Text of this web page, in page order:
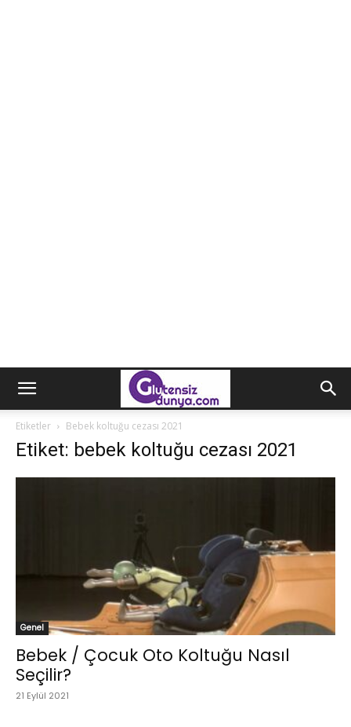
Etiketler Bebek koltuğu cezası 2021
Etiket: bebek koltuğu cezası 2021
Genel
Bebek / Çocuk Oto Koltuğu Nasıl
Seçilir?
21 Eylül 2021